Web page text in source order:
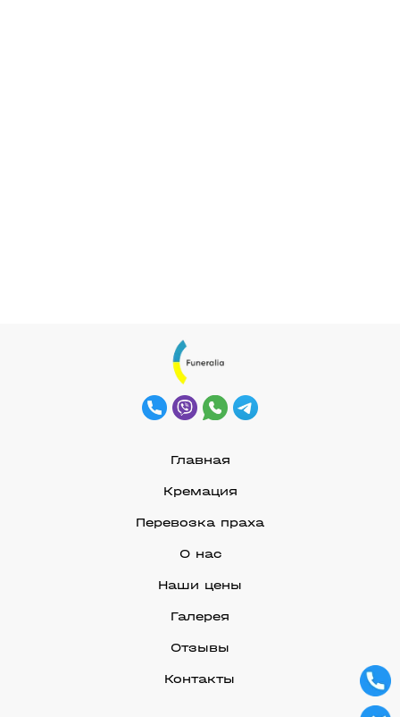
Главная
Кремация
Перевозка праха
Наши цены
О нас
Галерея
Отзывы
Контакты